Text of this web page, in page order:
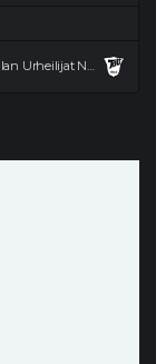
Toivalan Urheilijat Naiset